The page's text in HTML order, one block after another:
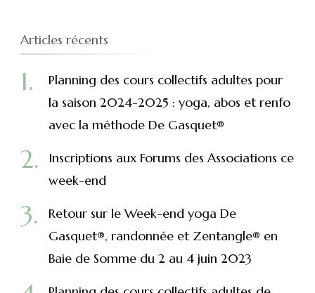
Articles récents
Planning des cours collectifs adultes pour
la saison 2024-2025 : yoga, abos et renfo
avec la méthode De Gasquet®
Inscriptions aux Forums des Associations ce
week-end
Retour sur le Week-end yoga De
Gasquet®, randonnée et Zentangle® en
Baie de Somme du 2 au 4 juin 2023